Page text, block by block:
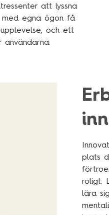
att lyssna
med egna ögon få
och ett
plats
roligt.
lära